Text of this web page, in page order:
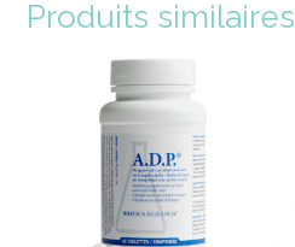
Dynveo
Produits similaires